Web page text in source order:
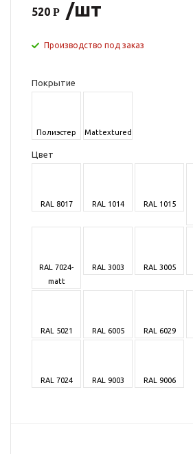
520 /шт
Производство под заказ
Покрытие
Полиэстер Mattextured
Цвет
RAL 8017 RAL 1014 RAL 1015
RAL 7024-
matt
RAL 3003 RAL 3005
RAL 5021 RAL 6005 RAL 6029
RAL 7024 RAL 9003 RAL 9006